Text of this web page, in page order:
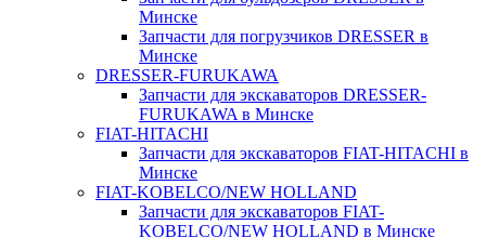
Минске
Запчасти для погрузчиков DRESSER в
Минске
DRESSER-FURUKAWA
Запчасти для экскаваторов DRESSER-
FURUKAWA в Минске
FIAT-HITACHI
Запчасти для экскаваторов FIAT-HITACHI в
Минске
FIAT-KOBELCO/NEW HOLLAND
Запчасти для экскаваторов FIAT-
KOBELCO/NEW HOLLAND в Минске